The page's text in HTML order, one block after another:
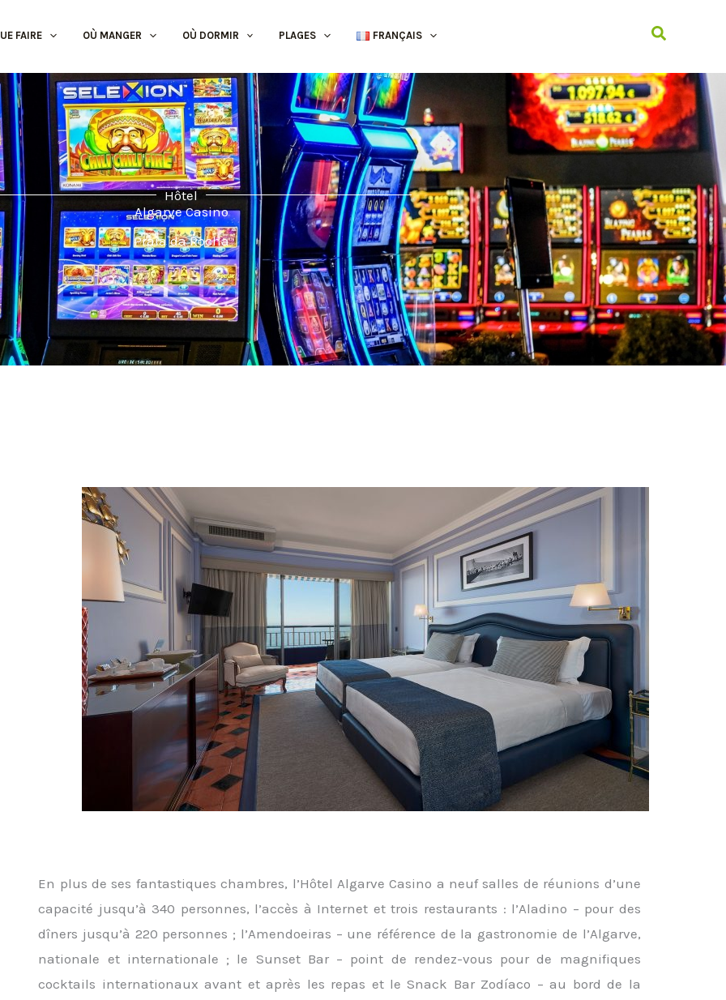
FAIRE OÙ MANGER OÙ DORMIR PLAGES FRANÇAIS
Hôtel
Algarve Casino
Praia da Rocha
En plus de ses fantastiques chambres, l’Hôtel Algarve Casino a neuf salles de réunions d’une
capacité jusqu’à 340 personnes, l’accès à Internet et trois restaurants : l’Aladino – pour des
dîners jusqu’à 220 personnes ; l’Amendoeiras – une référence de la gastronomie de l’Algarve,
nationale et internationale ; le Sunset Bar – point de rendez-vous pour de magnifiques
cocktails internationaux avant et après les repas et le Snack Bar Zodíaco – au bord de la